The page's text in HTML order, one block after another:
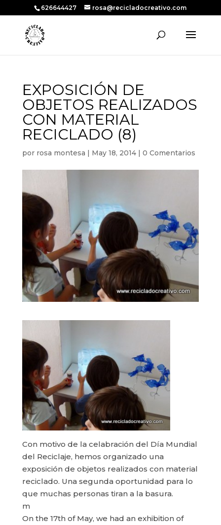
626644427 rosa@recicladocreativo.com
EXPOSICIÓN DE
OBJETOS REALIZADOS
CON MATERIAL
RECICLADO (8)
por rosa montesa | May 18, 2014| 0 Comentarios
Con motivo de la celabración del Día Mundial
del Reciclaje, hemos organizado una
exposición de objetos realizados con material
reciclado. Una segunda oportunidad para lo
que muchas personas tiran a la basura.
m
On the 17th of May, we had an exhibition of